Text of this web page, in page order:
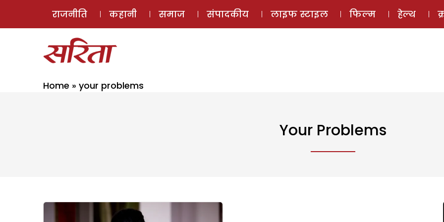
ई-मैगज़ीन
राजनीति कहानी समाज संपादकीय लाइफ स्टाइल फिल्म हेल्थ
Home » your problems
Your Problems